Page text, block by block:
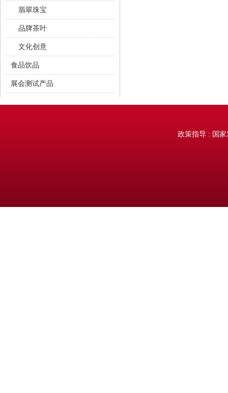
翡翠珠宝
品牌茶叶
文化创意
食品饮品
展会测试产品
政策指导 : 国